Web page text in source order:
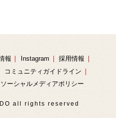
報 Instagram
採用情報
コミュニティガイドライン
ソーシャルメディアポリシー
all rights reserved